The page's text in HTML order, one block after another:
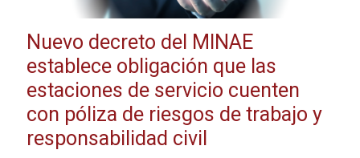
Nuevo decreto del MINAE
establece obligación que las
estaciones de servicio cuenten
con póliza de riesgos de trabajo y
responsabilidad civil